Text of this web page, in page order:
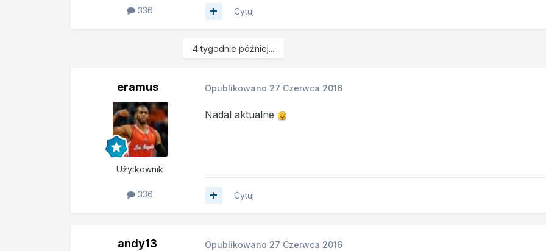
336 Cytuj
4 tygodnie później...
eramus
Użytkownik
336
Opublikowano 27 Czerwca 2016
Nadal aktualne
Cytuj
andy13 Opublikowano 27 Czerwca 2016